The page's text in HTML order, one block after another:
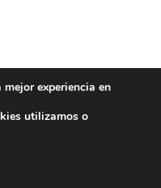
experiencia en
utilizamos o